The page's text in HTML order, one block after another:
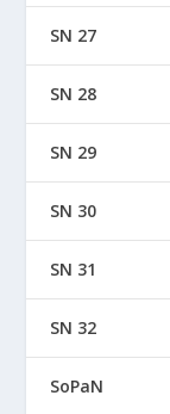
SN 27
SN 28
SN 29
SN 30
SN 31
SN 32
SoPaN